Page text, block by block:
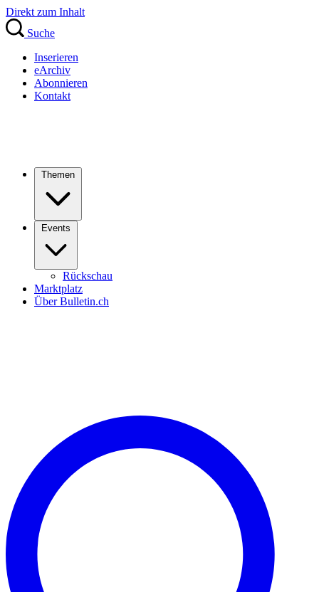
Direkt zum Inhalt
Suche
Inserieren
eArchiv
Abonnieren
Kontakt
Themen
Events
Rückschau
Marktplatz
Über Bulletin.ch